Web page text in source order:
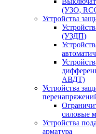
(УЗО,
Устройства
(УЗДП)
АВДТ)
Устройства
силовые
Устройства
арматура